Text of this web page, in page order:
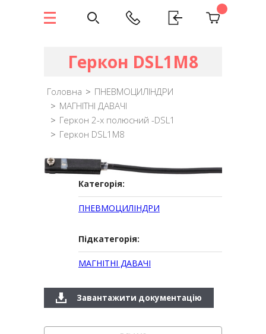
Геркон DSL1M8
Головна > ПНЕВМОЦИЛІНДРИ
> МАГНІТНІ ДАВАЧІ
> Геркон 2-х полюсний -DSL1
> Геркон DSL1M8
Категорія:
ПНЕВМОЦИЛІНДРИ
Підкатегорія:
МАГНІТНІ ДАВАЧІ
Завантажити документацію